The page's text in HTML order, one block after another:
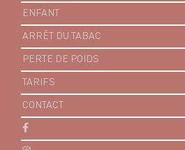
ENFANT
ARRÊT DU TABAC
PERTE DE POIDS
TARIFS
CONTACT